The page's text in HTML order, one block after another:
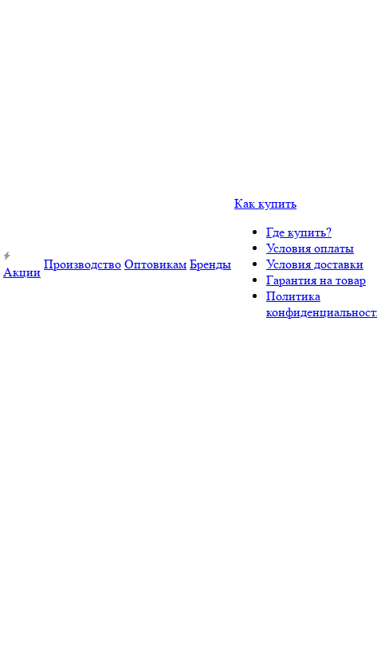
Акции
Производство Оптовикам Бренды
Как купить
Где купить?
Условия оплаты
Условия доставки
Гарантия на товар
Политика